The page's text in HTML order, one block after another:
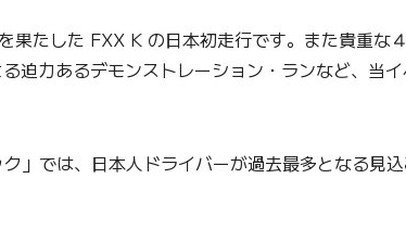
たした FXX K の日本初走行です。また貴重な
迫力あるデモンストレーション・ランなど、当
」では、日本人ドライバーが過去最多となる見